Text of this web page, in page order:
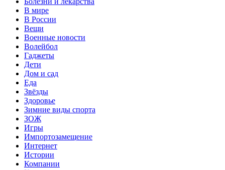
В мире
В России
Вещи
Военные новости
Волейбол
Гаджеты
Дети
Дом и сад
Еда
Звёзды
Здоровье
Зимние виды спорта
ЗОЖ
Игры
Импортозамещение
Интернет
Истории
Компании